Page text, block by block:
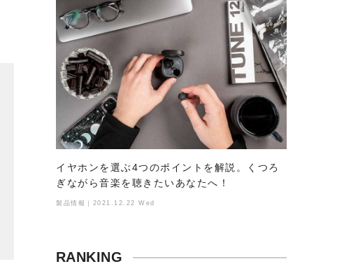
イヤホンを選ぶ4つのポイントを解説。くつろ
ぎながら音楽を聴きたいあなたへ！
製品情報｜2021.12.22 Wed
RANKING